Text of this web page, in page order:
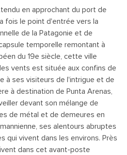
en approchant du port de
fois le point d'entrée vers la
de la Patagonie et de
temporelle remontant à
du 19e siècle, cette ville
vents est située aux confins de
à ses visiteurs de l'intrigue et de
à destination de Punta Arenas,
devant son mélange de
de métal et de demeures en
ses alentours abruptes
qui vivent dans les environs. Près
dans cet avant-poste